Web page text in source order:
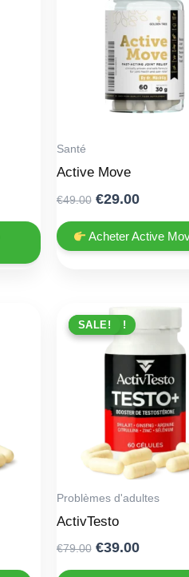
Santé
Active Move
€49.00 Original
was:
€49.00.
€29.00
is:
€29.00.
Acheter Active
PROMO !
SALE!
Problèmes d'adultes
ActivTesto
€79.00 Original
€39.00